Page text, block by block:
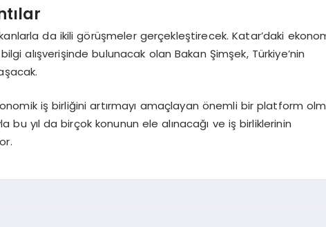
da ikili görüşmeler gerçekleştirecek. Katar’daki
alışverişinde bulunacak olan Bakan Şimşek, Türkiye’nin
iş birliğini artırmayı amaçlayan önemli bir platform
bu yıl da birçok konunun ele alınacağı ve iş birliklerinin